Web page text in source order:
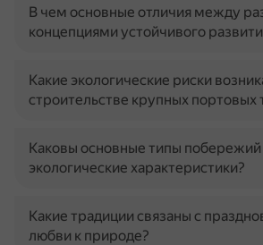
В чем основные отличия между
концепциями устойчивого
Какие экологические риски
строительстве крупных портовых
Каковы основные типы побережий
экологические характеристики?
Какие традиции связаны с
любви к природе?